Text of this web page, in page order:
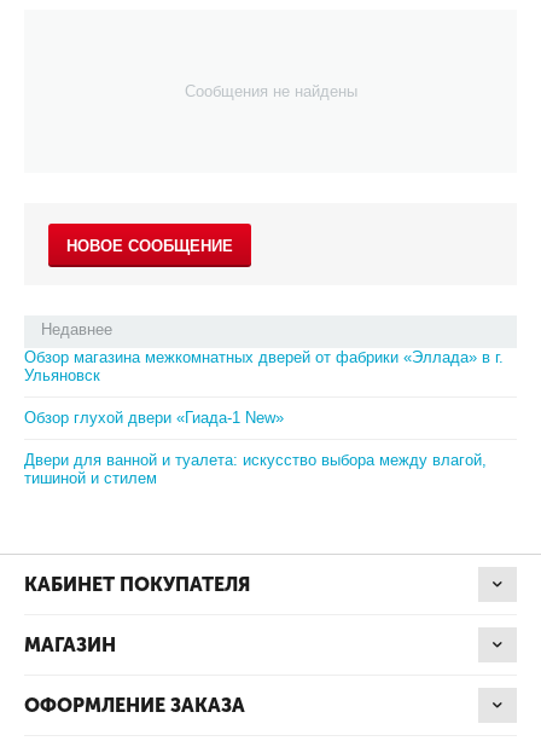
Сообщения не найдены
НОВОЕ СООБЩЕНИЕ
Недавнее
Обзор магазина межкомнатных дверей от фабрики «Эллада» в г.
Ульяновск
Обзор глухой двери «Гиада-1 New»
Двери для ванной и туалета: искусство выбора между влагой,
тишиной и стилем
КАБИНЕТ ПОКУПАТЕЛЯ
МАГАЗИН
ОФОРМЛЕНИЕ ЗАКАЗА